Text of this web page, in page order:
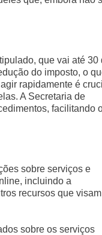
que vai até 30
do imposto, o
rapidamente é
A Secretaria de
facilitando
sobre serviços e
incluindo a
recursos que visam
sobre os serviços